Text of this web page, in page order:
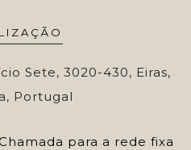
Sete, 3020-430, Eiras,
Portugal
para a rede fixa